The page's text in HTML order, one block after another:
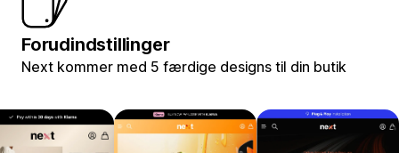
Forudindstillinger
Next kommer med 5 færdige designs til din butik